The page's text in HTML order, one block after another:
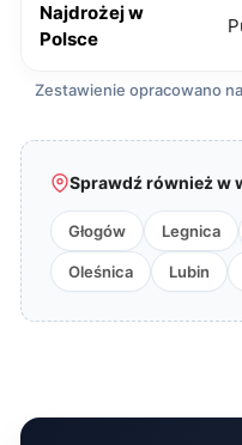
Najdrożej w
Polsce
Zestawienie opracowano
Sprawdź również w
Głogów Legnica
Oleśnica Lubin